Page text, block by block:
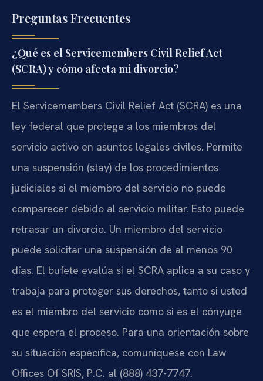
Preguntas Frecuentes
¿Qué es el Servicemembers Civil Relief Act
(SCRA) y cómo afecta mi divorcio?
El Servicemembers Civil Relief Act (SCRA) es una
ley federal que protege a los miembros del
servicio activo en asuntos legales civiles. Permite
una suspensión (stay) de los procedimientos
judiciales si el miembro del servicio no puede
comparecer debido al servicio militar. Esto puede
retrasar un divorcio. Un miembro del servicio
puede solicitar una suspensión de al menos 90
días. El bufete evalúa si el SCRA aplica a su caso y
trabaja para proteger sus derechos, tanto si usted
es el miembro del servicio como si es el cónyuge
que espera el proceso. Para una orientación sobre
su situación específica, comuníquese con Law
Offices Of SRIS, P.C. al (888) 437-7747.